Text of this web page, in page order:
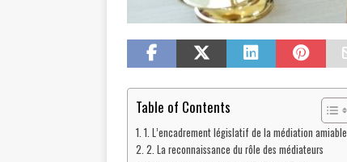
Table of Contents
1. L’encadrement législatif de la médiation amiable
2. La reconnaissance du rôle des médiateurs